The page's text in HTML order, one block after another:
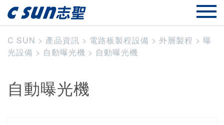
C SUN > 產品資訊 > 電路板製程設備 > 外層製程 > 曝
光設備 > 自動曝光機 > 自動曝光機
自動曝光機